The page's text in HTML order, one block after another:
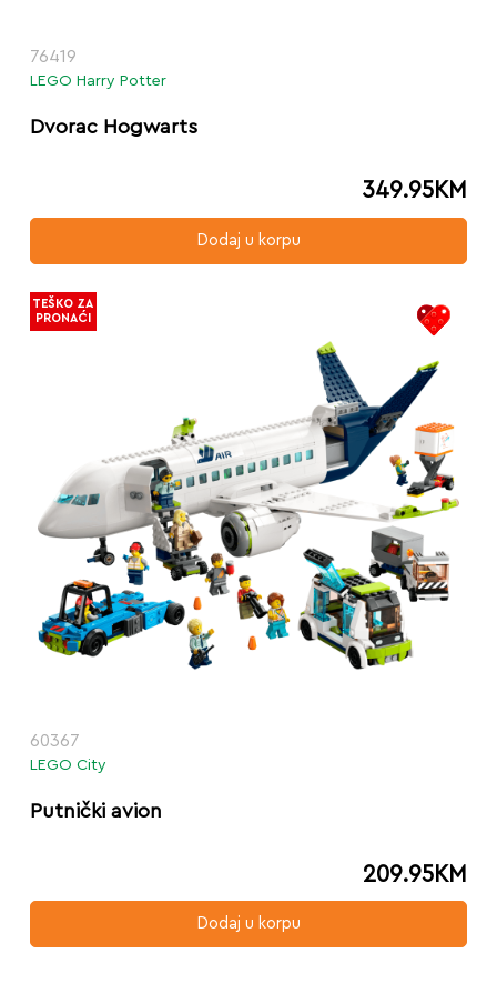
76419
LEGO Harry Potter
Dvorac Hogwarts
349.95KM
Dodaj u korpu
60367
LEGO City
Putnički avion
209.95KM
Dodaj u korpu
TEŠKO ZA
PRONAĆI